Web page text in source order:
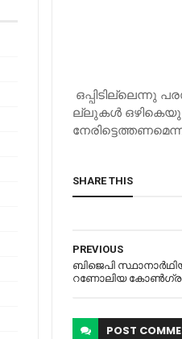
ഒ​പ്പി​ടി​ല്ലെ​ന്നു
ല്ലു​ക​ള്‍
SHARE THIS
PREVIOUS
ബിജെപി
റണോലിയ
POST